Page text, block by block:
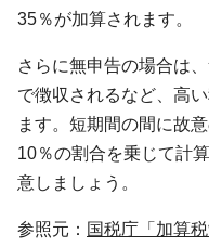
35％が加算されます。
さらに無申告の場合は
で徴収されるなど、高
ます。短期間の間に故
10％の割合を乗じて計
意しましょう。
参照元： 国税庁「加算